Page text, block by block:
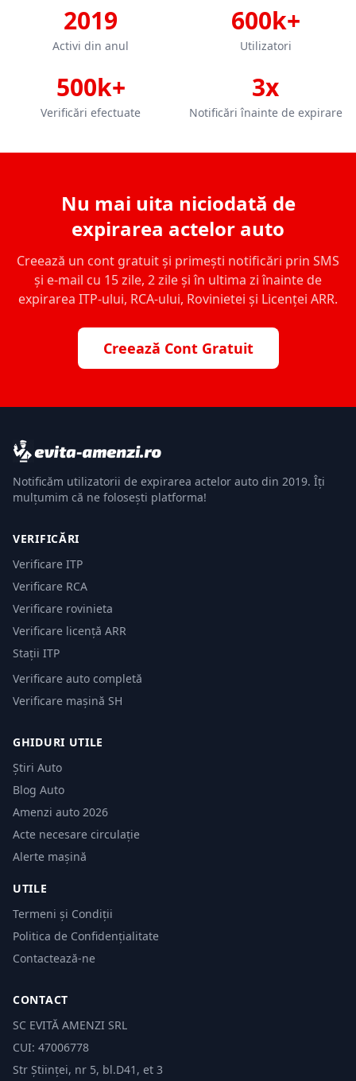
2019
Activi din anul
600k+
Utilizatori
500k+
Verificări efectuate
3x
Notificări înainte de expirare
Nu mai uita niciodată de
expirarea actelor auto
Creează un cont gratuit și primești notificări prin SMS
și e-mail cu 15 zile, 2 zile și în ultima zi înainte de
expirarea ITP-ului, RCA-ului, Rovinietei și Licenței ARR.
Creează Cont Gratuit
Notificăm utilizatorii de expirarea actelor auto din 2019. Îți
mulțumim că ne folosești platforma!
VERIFICĂRI
Verificare ITP
Verificare RCA
Verificare rovinieta
Verificare licență ARR
Stații ITP
Verificare auto completă
Verificare mașină SH
GHIDURI UTILE
Știri Auto
Blog Auto
Amenzi auto 2026
Acte necesare circulație
Alerte mașină
UTILE
Termeni și Condiții
Politica de Confidențialitate
Contactează-ne
CONTACT
SC EVITĂ AMENZI SRL
CUI: 47006778
Str Științei, nr 5, bl.D41, et 3